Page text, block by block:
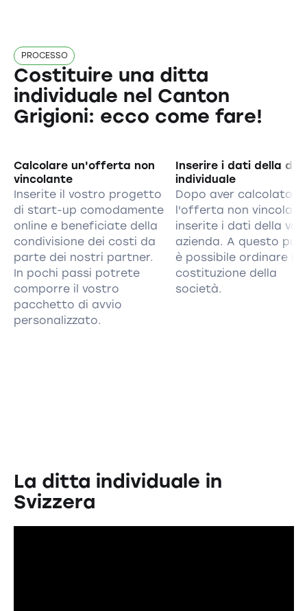
PROCESSO
Costituire una ditta
individuale nel Canton
Grigioni: ecco come fare!
Calcolare un'offerta non
vincolante
Inserite il vostro progetto
di start-up comodamente
online e beneficiate della
condivisione dei costi da
parte dei nostri partner.
In pochi passi potrete
comporre il vostro
pacchetto di avvio
personalizzato.
Inserire i dati della
individuale
Dopo aver calcolato
l'offerta non
inserite i dati della
azienda. A questo
è possibile ordinare la
costituzione della
società.
La ditta individuale in
Svizzera